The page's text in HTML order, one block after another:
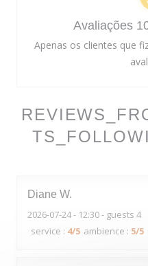
Diane W
2026-07-24- 12:30 - guests 4
service : 4/5 ambience : 5/5
Avaliações
Apenas os clientes que